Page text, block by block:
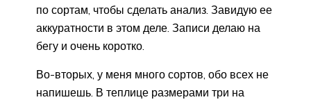
по сортам, чтобы сделать анализ. Завидую ее
аккуратности в этом деле. Записи делаю на
бегу и очень коротко.
Во-вторых, у меня много сортов, обо всех не
напишешь. В теплице размерами три на